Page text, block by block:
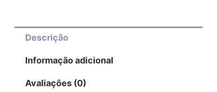
Descrição
Informação adicional
Avaliações (0)